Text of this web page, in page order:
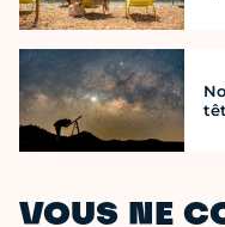
VOUS NE